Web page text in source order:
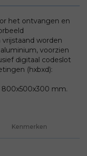
het ontvangen en
worden
voorzien
digitaal codeslot
(hxbxd):
mm.
Kenmerken